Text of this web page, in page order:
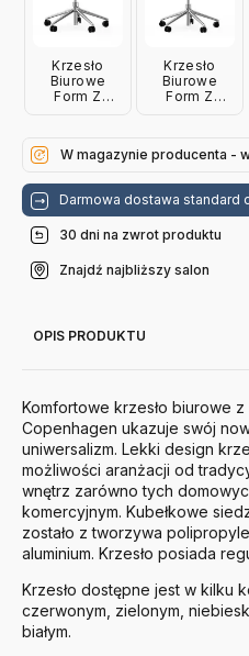
Krzesło
Biurowe
Form Z
Szare
Copenhagen
Krzesło
Biurowe
Form Z
Zielone
Copenhagen
W magazynie producenta -
Darmowa dostawa standard
30 dni na zwrot produktu
Znajdź najbliższy salon
OPIS PRODUKTU
Komfortowe krzesło biurowe z
Copenhagen ukazuje swój
uniwersalizm. Lekki design
możliwości aranżacji od
wnętrz zarówno tych
komercyjnym. Kubełkowe
zostało z tworzywa
aluminium. Krzesło posiada
Krzesło dostępne jest w kilku
czerwonym, zielonym,
białym.